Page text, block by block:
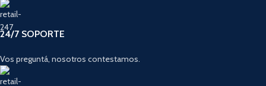
24/7 SOPORTE
Vos preguntá, nosotros contestamos.